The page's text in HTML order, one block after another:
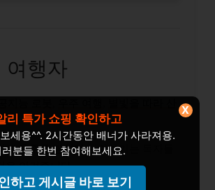
여행자
께 우주를 탐험하는 이야기는 독자들
을 안겨줍니다.
리 특가 쇼핑 확인하고
세용^^. 2시간동안 배너가 사라져용.
러분들 한번 참여해보세요.
하고 게시글 바로 보기
X